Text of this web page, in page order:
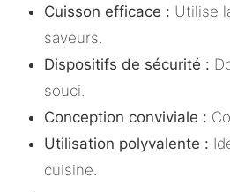
Cuisson efficace : Utilise
saveurs.
Dispositifs de sécurité :
souci.
Conception conviviale :
Utilisation polyvalente :
cuisine.